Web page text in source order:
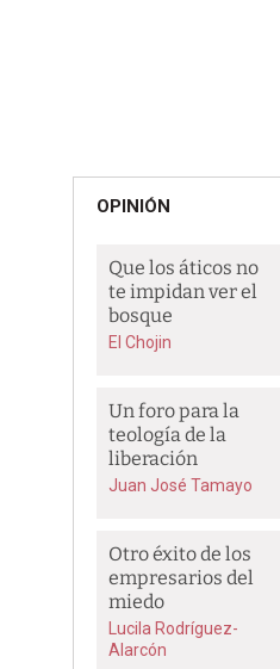
OPINIÓN
Que los áticos no
te impidan ver el
bosque
El Chojin
Un foro para la
teología de la
liberación
Juan José Tamayo
Otro éxito de los
empresarios del
miedo
Lucila Rodríguez-
Alarcón